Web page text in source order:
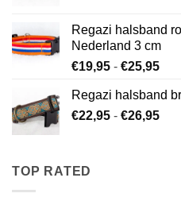
Regazi halsband
Nederland 3 cm
€19,95 - €25,95
tot
Regazi halsband
€22,95 - €26,95
TOP RATED